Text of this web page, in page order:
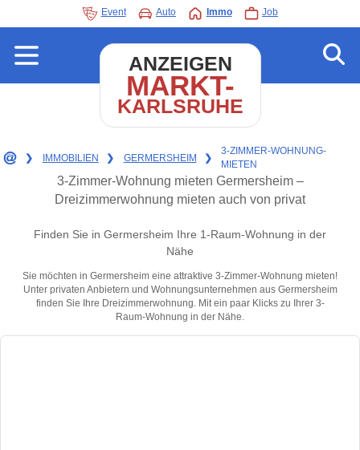
Event Auto Immo Job
ANZEIGEN
MARKT-
KARLSRUHE
❯ IMMOBILIEN ❯ GERMERSHEIM ❯
3-ZIMMER-WOHNUNG-
MIETEN
3-Zimmer-Wohnung mieten Germersheim –
Dreizimmerwohnung mieten auch von privat
Finden Sie in Germersheim Ihre 1-Raum-Wohnung in der
Nähe
Sie möchten in Germersheim eine attraktive 3-Zimmer-Wohnung mieten!
Unter privaten Anbietern und Wohnungsunternehmen aus Germersheim
finden Sie Ihre Dreizimmerwohnung. Mit ein paar Klicks zu Ihrer 3-
Raum-Wohnung in der Nähe.